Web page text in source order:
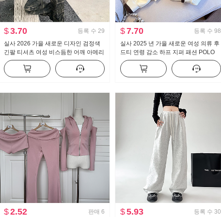
$3.70 등록 수 29
실사 2026 가을 새로운 디자인 검정색
긴팔 티셔츠 여성 비스듬한 어깨 아메리
칸 핫걸 오프숄더 오프숄더 맨위
$7.70 등록 수 98
실사 2025 년 가을 새로운 여성 의류 후
드티 연령 감소 하프 지퍼 패션 POLO
칼라 캐주얼 다용도 슬림해 보이는
$2.52 판매 6
$5.93 등록 수 30